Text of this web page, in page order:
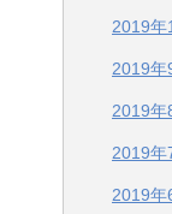
2019年
2019年
2019年
2019年
2019年